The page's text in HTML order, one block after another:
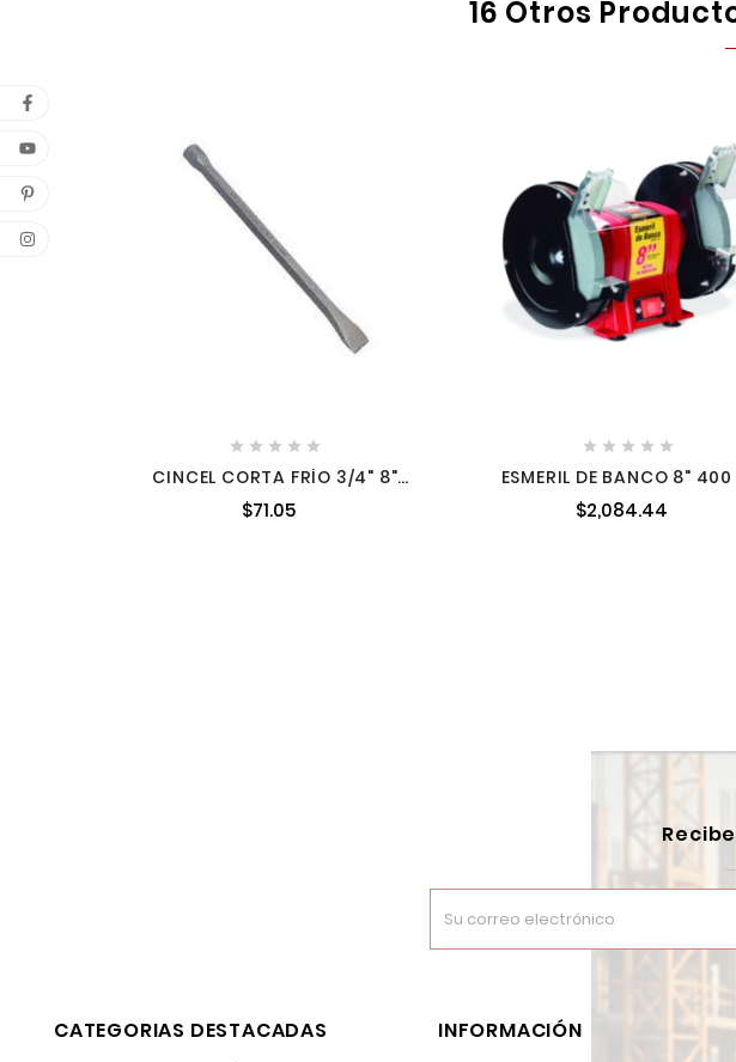
16 Otros
    
CINCEL CORTA FRÍO 3/4" 8"
SURTEK 117130
$71.05
    
ESMERIL DE BANCO 8"
3,450 RPM MIKELS ED-8
$2,084.44
CATEGORIAS DESTACADAS INFORMACIÓN